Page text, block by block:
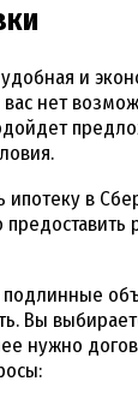
и
нет
в
Вы
нужно